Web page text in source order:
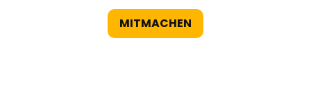
MITMACHEN